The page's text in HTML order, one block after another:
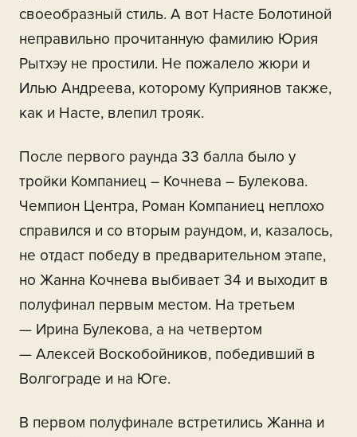
своеобразный стиль. А вот Насте Болотиной
неправильно прочитанную фамилию Юрия
Рытхэу не простили. Не пожалело жюри и
Илью Андреева, которому Куприянов также,
как и Насте, влепил трояк.
После первого раунда 33 балла было у
тройки Компаниец – Кочнева – Булекова.
Чемпион Центра, Роман Компаниец неплохо
справился и со вторым раундом, и, казалось,
не отдаст победу в предварительном этапе,
но Жанна Кочнева выбивает 34 и выходит в
полуфинал первым местом. На третьем
— Ирина Булекова, а на четвертом
— Алексей Воскобойников, победивший в
Волгограде и на Юге.
В первом полуфинале встретились Жанна и